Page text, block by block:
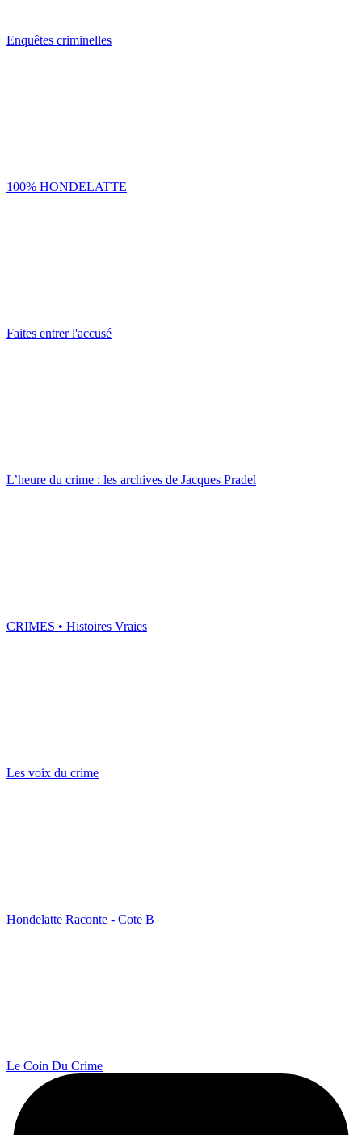
Enquêtes criminelles
100% HONDELATTE
Faites entrer l'accusé
L’heure du crime : les archives de Jacques Pradel
CRIMES • Histoires Vraies
Les voix du crime
Hondelatte Raconte - Cote B
Le Coin Du Crime